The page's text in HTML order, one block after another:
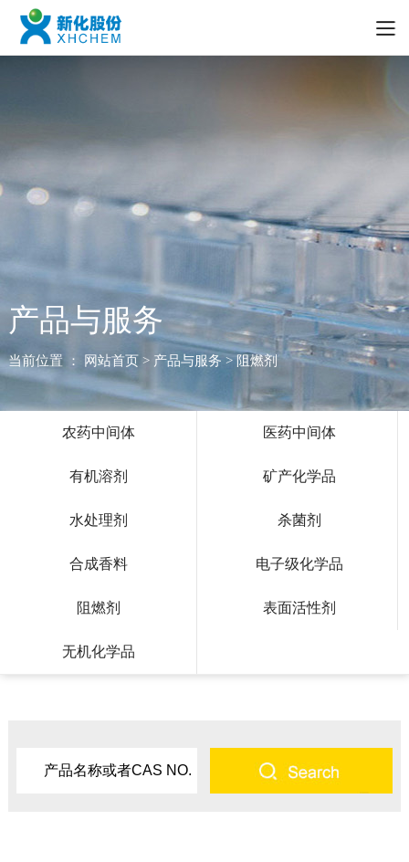
产品与服务
当前位置 ： 网站首页> 产品与服务 > 阻燃剂
农药中间体 医药中间体
有机溶剂 矿产化学品
水处理剂 杀菌剂
合成香料 电子级化学品
阻燃剂 表面活性剂
无机化学品